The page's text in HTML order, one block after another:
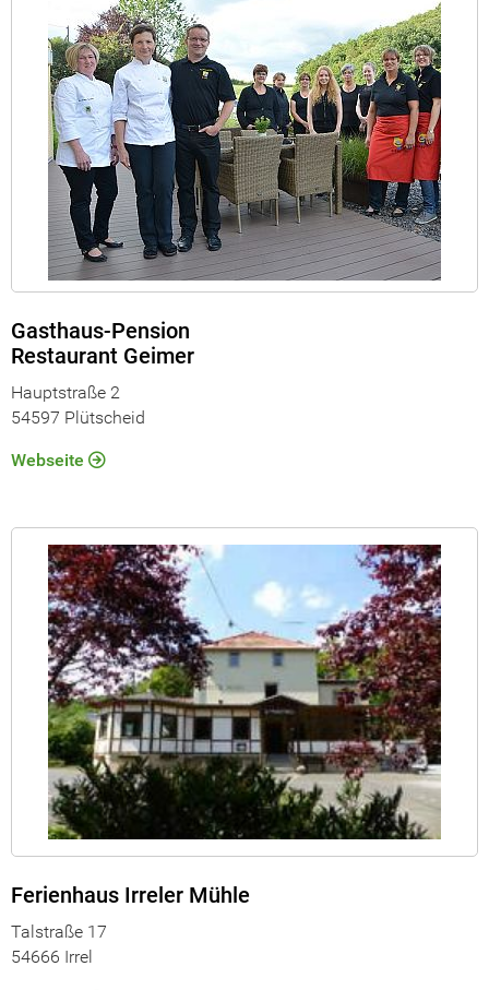
Gasthaus-Pension
Restaurant Geimer
Hauptstraße 2
54597 Plütscheid
Webseite
Ferienhaus Irreler Mühle
Talstraße 17
54666 Irrel